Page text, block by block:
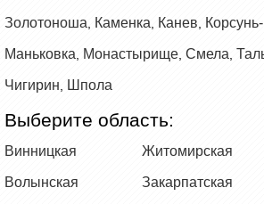
Золотоноша Каменка Канев
Маньковка Монастырище Смела
Чигирин Шпола
Выберите область:
Винницкая
Волынская
Житомирская
Закарпатская